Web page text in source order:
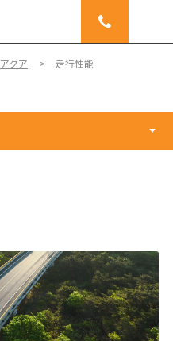
アクア 走行性能